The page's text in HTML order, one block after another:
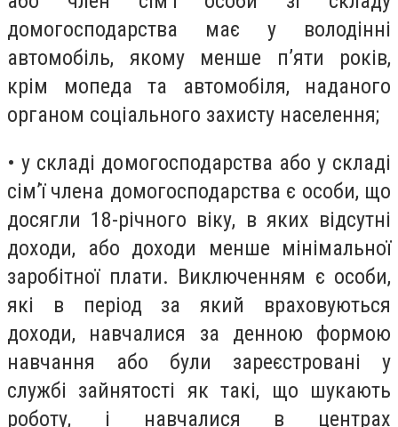
домогосподарства має у володінні
автомобіль, якому менше п’яти років,
крім мопеда та автомобіля, наданого
органом соціального захисту населення;
• у складі домогосподарства або у складі
сім’ї члена домогосподарства є особи, що
досягли 18-річного віку, в яких відсутні
доходи, або доходи менше мінімальної
заробітної плати. Виключенням є особи,
які в період за який враховуються
доходи, навчалися за денною формою
навчання або були зареєстровані у
службі зайнятості як такі, що шукають
роботу, і навчалися в центрах